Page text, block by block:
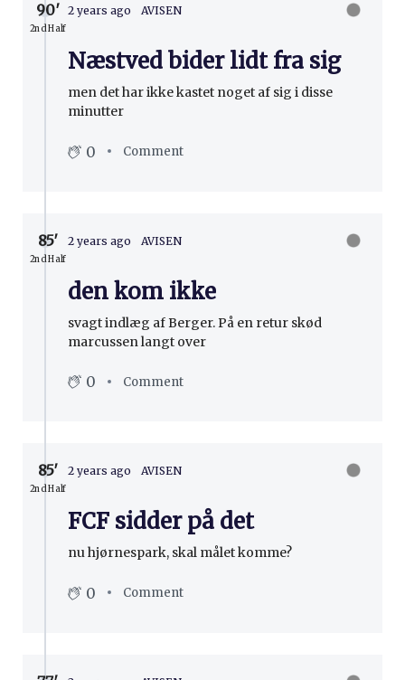
90′
2nd Half
2 years ago AVISEN
Næstved bider lidt fra sig
men det har ikke kastet noget af sig i disse
minutter
0 Comment
85′
2nd Half
2 years ago AVISEN
den kom ikke
svagt indlæg af Berger. På en retur skød
marcussen langt over
0 Comment
85′
2nd Half
2 years ago AVISEN
FCF sidder på det
nu hjørnespark, skal målet komme?
0 Comment